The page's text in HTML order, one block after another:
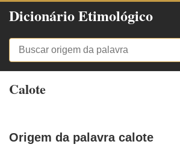
Dicionário Etimológico
Calote
Origem da palavra calote